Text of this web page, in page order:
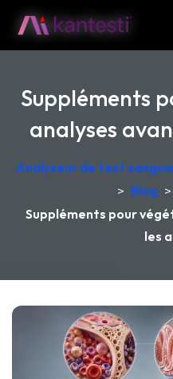
Suppléments
analyses
Analyseur de test
> Blog >
Suppléments pour
les